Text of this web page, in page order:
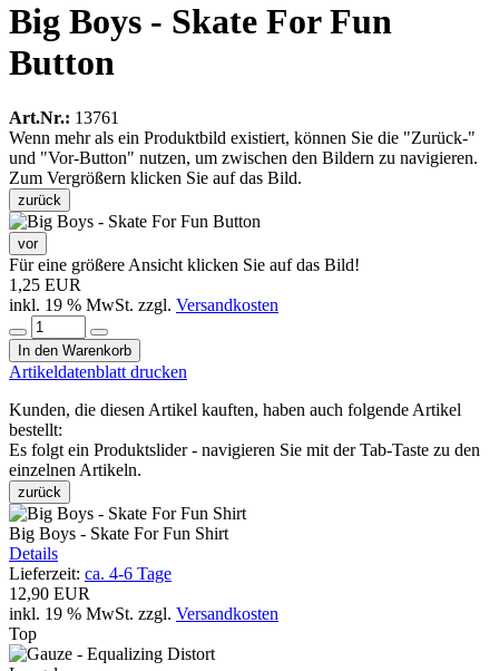
Big Boys - Skate For Fun
Button
Art.Nr.: 13761
Wenn mehr als ein Produktbild existiert, können Sie die "Zurück-"
und "Vor-Button" nutzen, um zwischen den Bildern zu navigieren.
Zum Vergrößern klicken Sie auf das Bild.
zurück
vor
Für eine größere Ansicht klicken Sie auf das Bild!
1,25 EUR
inkl. 19 % MwSt. zzgl. Versandkosten
In den Warenkorb
Artikeldatenblatt drucken
Kunden, die diesen Artikel kauften, haben auch folgende Artikel
bestellt:
Es folgt ein Produktslider - navigieren Sie mit der Tab-Taste zu den
einzelnen Artikeln.
zurück
Big Boys - Skate For Fun Shirt
Details
Lieferzeit: ca. 4-6 Tage
12,90 EUR
inkl. 19 % MwSt. zzgl. Versandkosten
Top